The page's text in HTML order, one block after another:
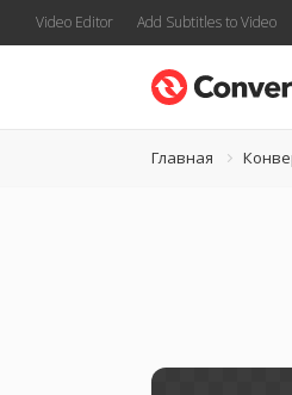
Video Editor Add Subtitles to Video
Главная